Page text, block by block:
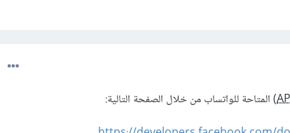
) المتاحة للواتساب من خلال الصفحة التالية: